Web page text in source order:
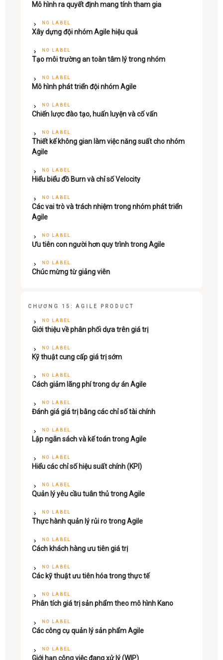
Mô hình ra quyết định mang tính tham gia
NO LABEL
Xây dựng đội nhóm Agile hiệu quả
NO LABEL
Tạo môi trường an toàn tâm lý trong nhóm
NO LABEL
Mô hình phát triển đội nhóm Agile
NO LABEL
Chiến lược đào tạo, huấn luyện và cố vấn
NO LABEL
Thiết kế không gian làm việc năng suất cho nhóm
Agile
NO LABEL
Hiểu biểu đồ Burn và chỉ số Velocity
NO LABEL
Các vai trò và trách nhiệm trong nhóm phát triển
Agile
NO LABEL
Ưu tiên con người hơn quy trình trong Agile
NO LABEL
Chúc mừng từ giảng viên
CHƯƠNG 15: AGILE PRODUCT
NO LABEL
Giới thiệu về phân phối dựa trên giá trị
NO LABEL
Kỹ thuật cung cấp giá trị sớm
NO LABEL
Cách giảm lãng phí trong dự án Agile
NO LABEL
Đánh giá giá trị bằng các chỉ số tài chính
NO LABEL
Lập ngân sách và kế toán trong Agile
NO LABEL
Hiểu các chỉ số hiệu suất chính (KPI)
NO LABEL
Quản lý yêu cầu tuân thủ trong Agile
NO LABEL
Thực hành quản lý rủi ro trong Agile
NO LABEL
Cách khách hàng ưu tiên giá trị
NO LABEL
Các kỹ thuật ưu tiên hóa trong thực tế
NO LABEL
Phân tích giá trị sản phẩm theo mô hình Kano
NO LABEL
Các công cụ quản lý sản phẩm Agile
NO LABEL
Giới hạn công việc đang xử lý (WIP)